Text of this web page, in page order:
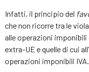
Infatti, il principio del
che non ricorre tra le
alle operazioni
extra-UE e quelle di cui
operazioni imponibili IVA.